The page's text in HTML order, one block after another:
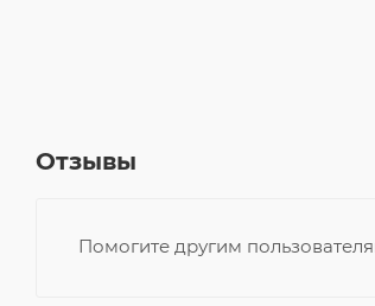
Отзывы
Помогите другим